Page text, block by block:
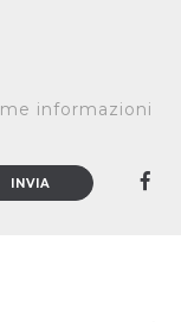
informazioni